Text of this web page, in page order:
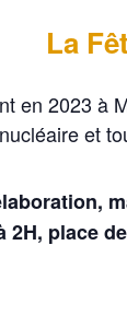
La
en 2023 à
et
2H, place